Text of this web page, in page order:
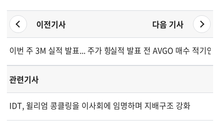
이전기사 다음 기사
이번 주 3M 실적 발표... 주가 향방은실적 발표 전 AVGO 매수 적기인
관련기사
IDT, 윌리엄 콩클링을 이사회에 임명하며 지배구조 강화